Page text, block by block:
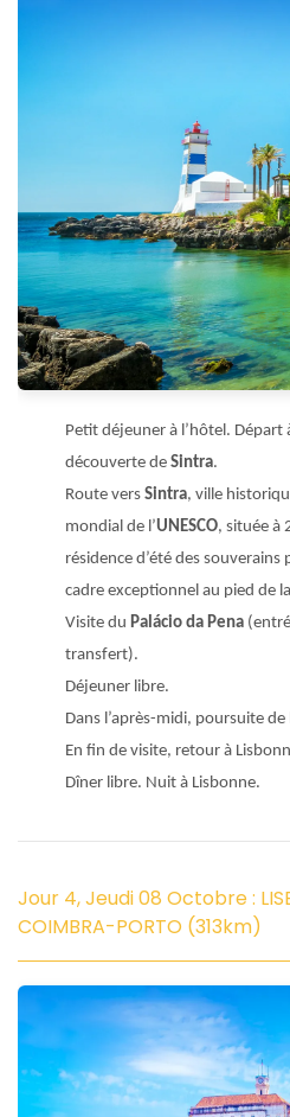
Petit déjeuner à l’hôtel. Départ
découverte de Sintra.
Route vers Sintra, ville
mondial de l’UNESCO, située à
résidence d’été des
cadre exceptionnel au pied de la
Visite du Palácio da Pena
transfert).
Déjeuner libre.
Dans l’après-midi, poursuite
En fin de visite, retour à
Dîner libre. Nuit à Lisbonne.
Jour 4, Jeudi 08 Octobre :
COIMBRA-PORTO (313km)